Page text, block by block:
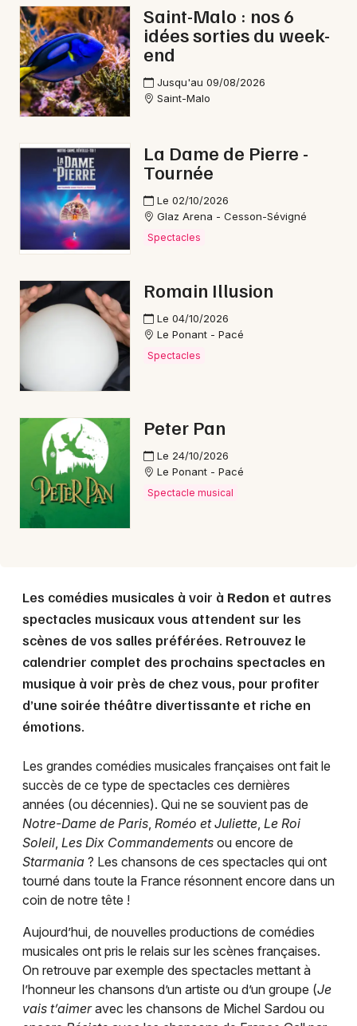
Newsletter des sorties
Artistes en tournée
Actus à Redon
Magazine à Redon
35 - Ille-et-Vilaine
Choisir mes départements
Mon email
Saint-Malo : nos 6
idées sorties du week-
end
Jusqu'au 09/08/2026
Saint-Malo
La Dame de Pierre -
Tournée
Le 02/10/2026
Glaz Arena - Cesson-Sévigné
Spectacles
Romain Illusion
Le 04/10/2026
Le Ponant - Pacé
Spectacles
Peter Pan
Le 24/10/2026
Le Ponant - Pacé
Spectacle musical
Les comédies musicales à voir à Redon et autres
spectacles musicaux vous attendent sur les
scènes de vos salles préférées. Retrouvez le
calendrier complet des prochains spectacles en
musique à voir près de chez vous, pour profiter
d’une soirée théâtre divertissante et riche en
émotions.
Les grandes comédies musicales françaises ont fait le
succès de ce type de spectacles ces dernières
années (ou décennies). Qui ne se souvient pas de
Notre-Dame de Paris, Roméo et Juliette, Le Roi
Soleil, Les Dix Commandements ou encore de
Starmania ? Les chansons de ces spectacles qui ont
tourné dans toute la France résonnent encore dans un
coin de notre tête !
Aujourd’hui, de nouvelles productions de comédies
musicales ont pris le relais sur les scènes françaises.
On retrouve par exemple des spectacles mettant à
l’honneur les chansons d’un artiste ou d’un groupe (Je
vais t’aimeravec les chansons de Michel Sardou ou